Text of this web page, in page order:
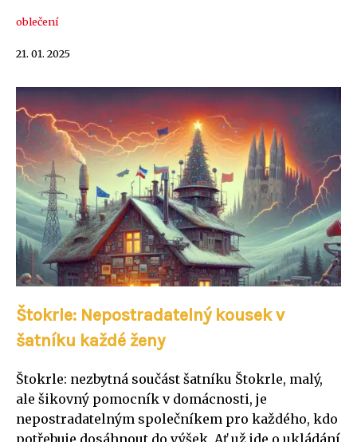
oblečení
21. 01. 2025
Štokrle: Nepostradatelný kousek v
šatníku každé ženy
Štokrle: nezbytná součást šatníku Štokrle, malý,
ale šikovný pomocník v domácnosti, je
nepostradatelným společníkem pro každého, kdo
potřebuje dosáhnout do výšek. Ať už jde o ukládání